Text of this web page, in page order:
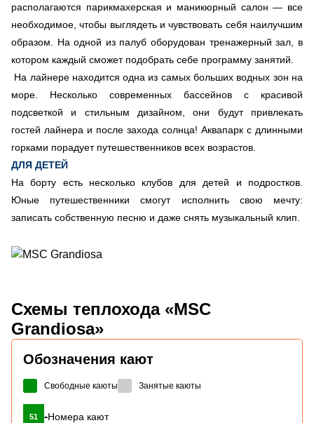
располагаются парикмахерская и маникюрный салон — все
необходимое, чтобы выглядеть и чувствовать себя наилучшим
образом. На одной из палуб оборудован тренажерный зал, в
котором каждый сможет подобрать себе программу занятий.
На лайнере находится одна из самых больших водных зон на
море. Несколько современных бассейнов с красивой
подсветкой и стильным дизайном, они будут привлекать
гостей лайнера и после захода солнца! Аквапарк с длинными
горками порадует путешественников всех возрастов.
ДЛЯ ДЕТЕЙ
На борту есть несколько клубов для детей и подростков.
Юные путешественники смогут исполнить свою мечту:
записать собственную песню и даже снять музыкальный клип.
Схемы теплохода «MSC
Grandiosa»
Обозначения кают
Свободные каюты Занятые каюты
51 -Номера кают